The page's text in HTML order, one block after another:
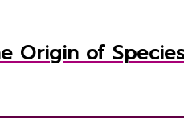
Origin of